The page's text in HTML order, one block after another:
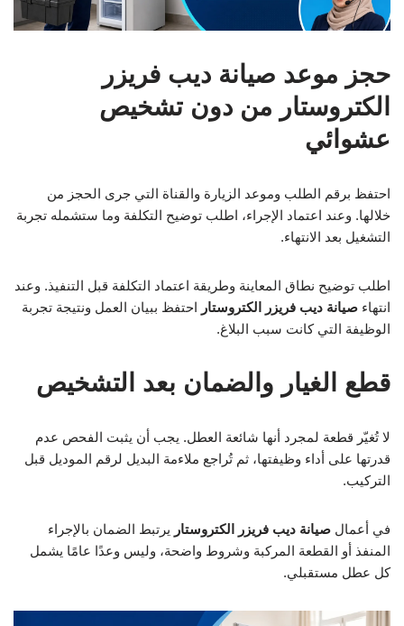
حجز موعد صيانة ديب فريزر
الكتروستار من دون تشخيص
عشوائي
احتفظ برقم الطلب وموعد الزيارة والقناة التي جرى الحجز من
خلالها. وعند اعتماد الإجراء، اطلب توضيح التكلفة وما ستشمله تجربة
التشغيل بعد الانتهاء.
اطلب توضيح نطاق المعاينة وطريقة اعتماد التكلفة قبل التنفيذ. وعند
انتهاء صيانة ديب فريزر الكتروستار احتفظ ببيان العمل ونتيجة تجربة
الوظيفة التي كانت سبب البلاغ.
قطع الغيار والضمان بعد التشخيص
لا تُغيّر قطعة لمجرد أنها شائعة العطل. يجب أن يثبت الفحص عدم
قدرتها على أداء وظيفتها، ثم تُراجع ملاءمة البديل لرقم الموديل قبل
التركيب.
في أعمال صيانة ديب فريزر الكتروستار يرتبط الضمان بالإجراء
المنفذ أو القطعة المركبة وشروط واضحة، وليس وعدًا عامًا يشمل
كل عطل مستقبلي.